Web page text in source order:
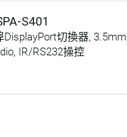
S401
DisplayPort切換器, 3.5mm
IR/RS232操控